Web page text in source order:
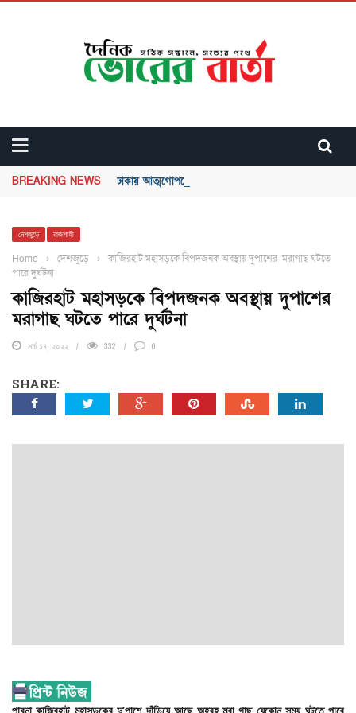
BREAKING NEWS ঢাকায় আত্মগোপনে থাকা আজিজুর হত্যা মামলার প্রধান আসামি
দেশজুড়ে রাজশাহী
Home › দেশজুড়ে ›
কাজিরহাট মহাসড়কে বিপদজনক অবস্থায় দুপাশের মরাগাছ ঘটতে
পারে দুর্ঘটনা
কাজিরহাট মহাসড়কে বিপদজনক অবস্থায় দুপাশের
মরাগাছ ঘটতে পারে দুর্ঘটনা
মার্চ ১৪, ২০২২ 332 0
SHARE: